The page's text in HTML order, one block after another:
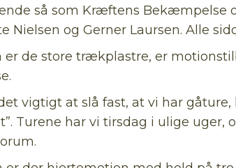
så som Kræftens Bekæmpelse
Nielsen og Gerner Laursen. Alle
er de store trækplastre, er
vigtigt at slå fast, at vi har
Turene har vi tirsdag i ulige